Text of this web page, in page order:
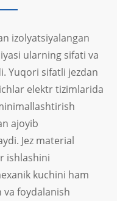
izolyatsiyalangan
ularning sifati va
Yuqori sifatli jezdan
elektr tizimlarida
ajoyib
Jez material
ishlashini
kuchini ham
foydalanish